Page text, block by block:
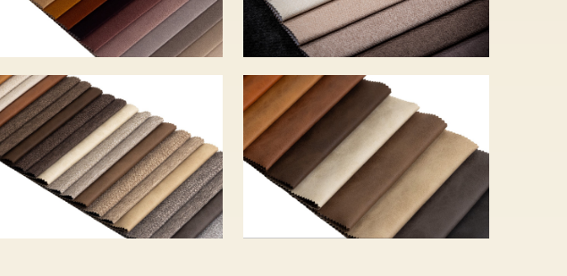
TAURO – 9 szín –
6 440 Ft
UNI – 9 szín – 5
580 Ft